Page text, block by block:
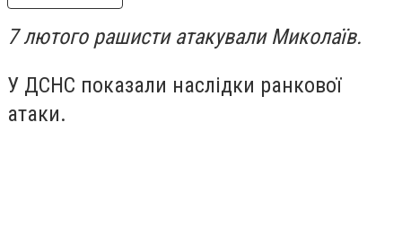
7 лютого рашисти атакували Миколаїв.
У ДСНС показали наслідки ранкової
атаки.